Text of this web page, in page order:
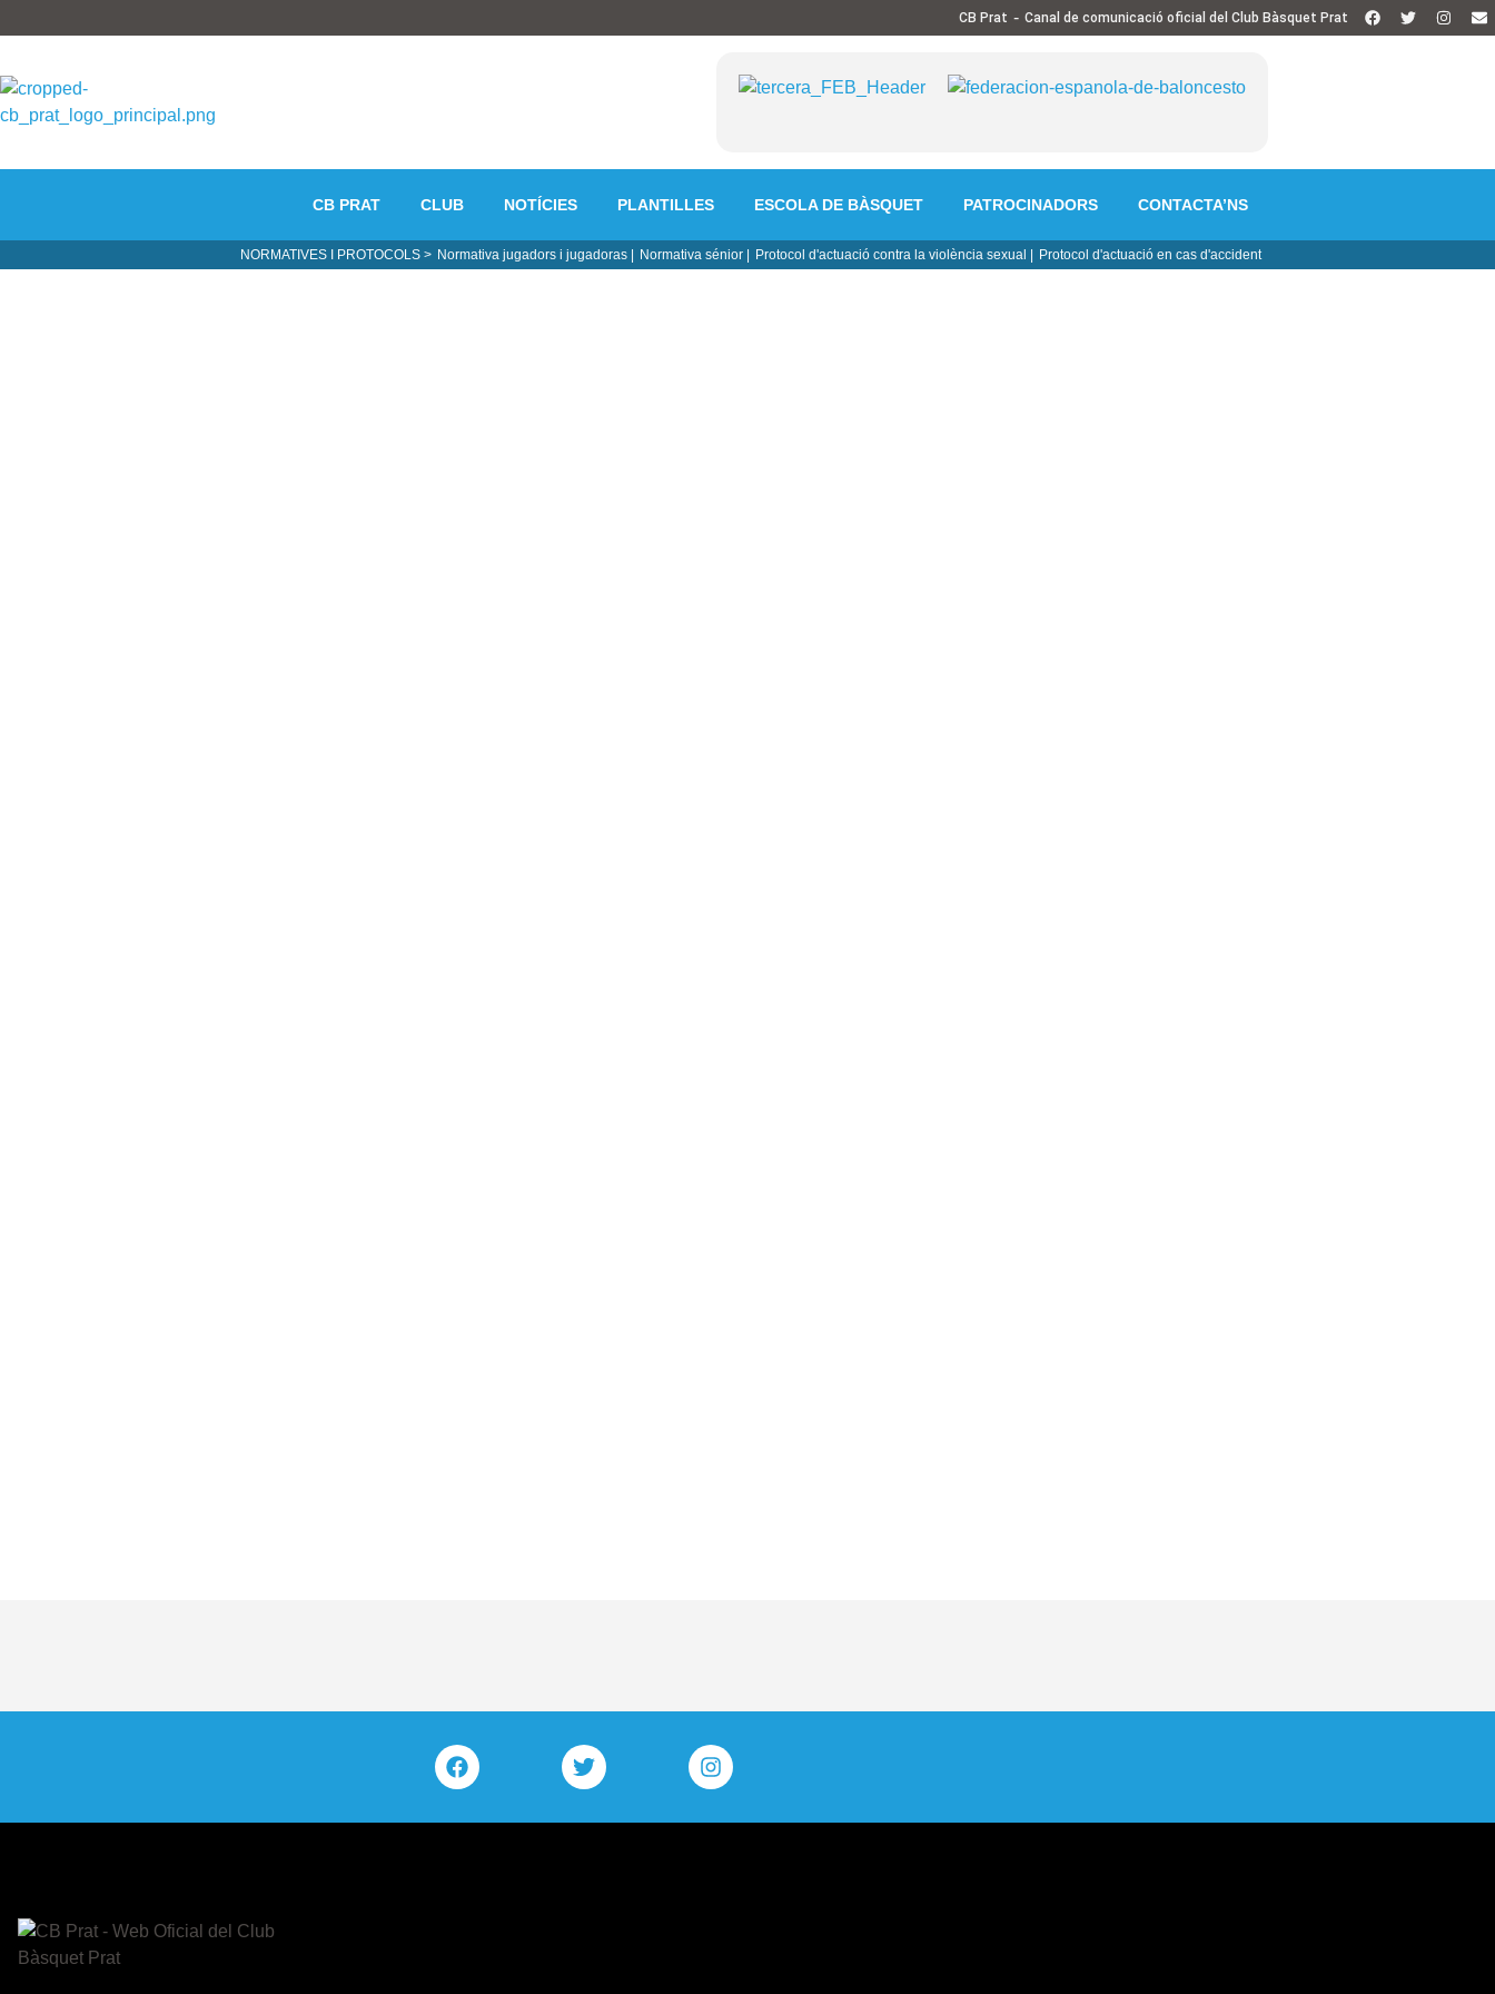
CB Prat - Canal de comunicació oficial del Club Bàsquet Prat
CB PRAT CLUB NOTÍCIES PLANTILLES ESCOLA DE BÀSQUET PATROCINADORS CONTACTA’NS
NORMATIVES I PROTOCOLS > Normativa jugadors i jugadoras | Normativa sénior | Protocol d'actuació contra la violència sexual | Protocol d'actuació en cas d'accident